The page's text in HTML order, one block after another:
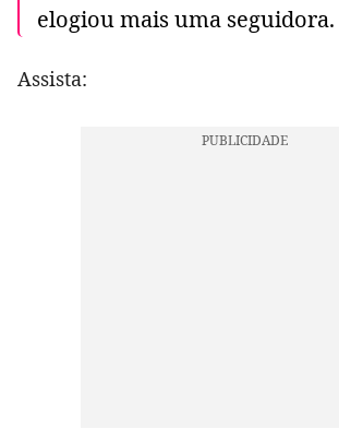
elogiou mais uma seguidora.
Assista: